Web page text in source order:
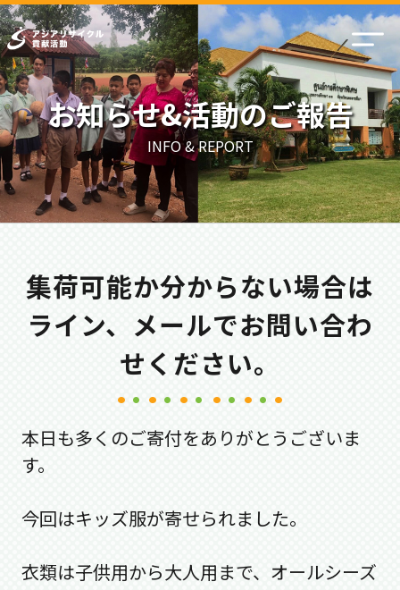
お知らせ&活動のご報告
INFO & REPORT
集荷可能か分からない場合は
ライン、メールでお問い合わ
せください。
本日も多くのご寄付をありがとうございま
す。
今回はキッズ服が寄せられました。
衣類は子供用から大人用まで、オールシーズ